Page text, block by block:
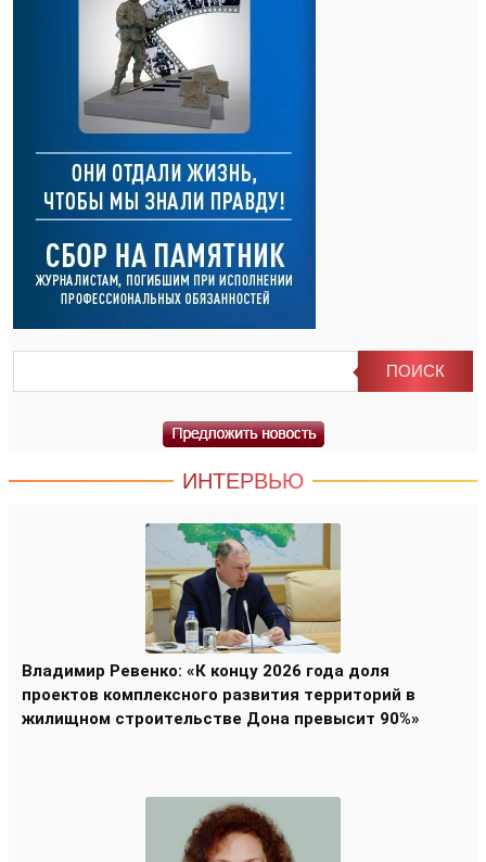
ИНТЕРВЬЮ
Владимир Ревенко: «К концу 2026 года доля
проектов комплексного развития территорий в
жилищном строительстве Дона превысит 90%»